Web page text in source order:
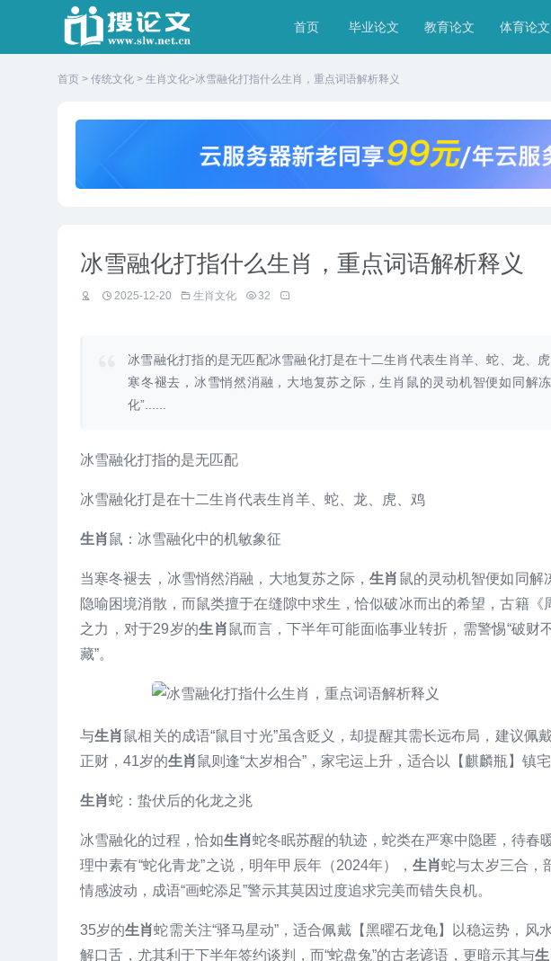
首页 毕业论文 教育论文 体育论文
首页 > 传统文化 > 生肖文化>冰雪融化打指什么生肖，重点词语解析释义
冰雪融化打指什么生肖，重点词语解析释义
2025-12-20 生肖文化 32
冰雪融化打指的是无匹配冰雪融化打是在十二生肖代表生肖羊、蛇、龙、
寒冬褪去，冰雪悄然消融，大地复苏之际，生肖鼠的灵动机智便如同解
化”......
冰雪融化打指的是无匹配
冰雪融化打是在十二生肖代表生肖羊、蛇、龙、虎、鸡
生肖鼠：冰雪融化中的机敏象征
当寒冬褪去，冰雪悄然消融，大地复苏之际，生肖 鼠的灵动机智便如同解
隐喻困境消散，而鼠类擅于在缝隙中求生，恰似破冰而出的希望，古籍《
之力，对于29岁的生肖鼠而言，下半年可能面临事业转折，需警惕“破财
藏”。
与生肖鼠相关的成语“鼠目寸光”虽含贬义，却提醒其需长远布局，建议佩
正财，41岁的生肖鼠则逢“太岁相合”，家宅运上升，适合以【麒麟瓶】镇宅
生肖蛇：蛰伏后的化龙之兆
冰雪融化的过程，恰如生肖蛇冬眠苏醒的轨迹，蛇类在严寒中隐匿，待春
理中素有“蛇化青龙”之说，明年甲辰年（2024年）， 生肖蛇与太岁三合，
情感波动，成语“画蛇添足”警示其莫因过度追求完美而错失良机。
35岁的生肖蛇需关注“驿马星动”，适合佩戴【黑曜石龙龟】以稳运势，风
解口舌，尤其利于下半年签约谈判，而“蛇盘兔”的古老谚语，更暗示其与生